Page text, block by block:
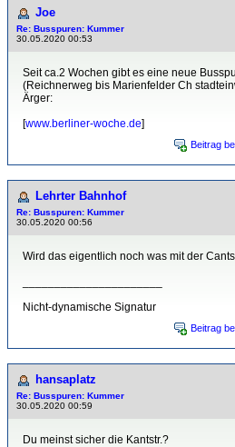
Joe
Re: Busspuren: Kummer
30.05.2020 00:53
Seit ca.2 Wochen gibt es eine neue
(Reichnerweg bis Marienfelder Ch
Ärger:
[www.berliner-woche.de]
Beitrag
Lehrter Bahnhof
Re: Busspuren: Kummer
30.05.2020 00:56
Wird das eigentlich noch was mit der
Nicht-dynamische Signatur
Beitrag
hansaplatz
Re: Busspuren: Kummer
30.05.2020 00:59
Du meinst sicher die Kantstr.?